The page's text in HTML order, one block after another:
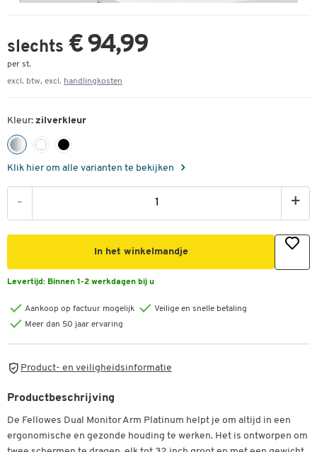
slechts € 94,99
per st.
excl. btw, excl. handlingkosten
Kleur: zilverkleur
Klik hier om alle varianten te bekijken
- +
In het winkelmandje
Levertijd: Binnen 1-2 werkdagen bij u
Aankoop op factuur mogelijk
Veilige en snelle betaling
Meer dan 50 jaar ervaring
Product- en veiligheidsinformatie
Productbeschrijving
De Fellowes Dual Monitor Arm Platinum helpt je om altijd in een
ergonomische en gezonde houding te werken. Het is ontworpen om